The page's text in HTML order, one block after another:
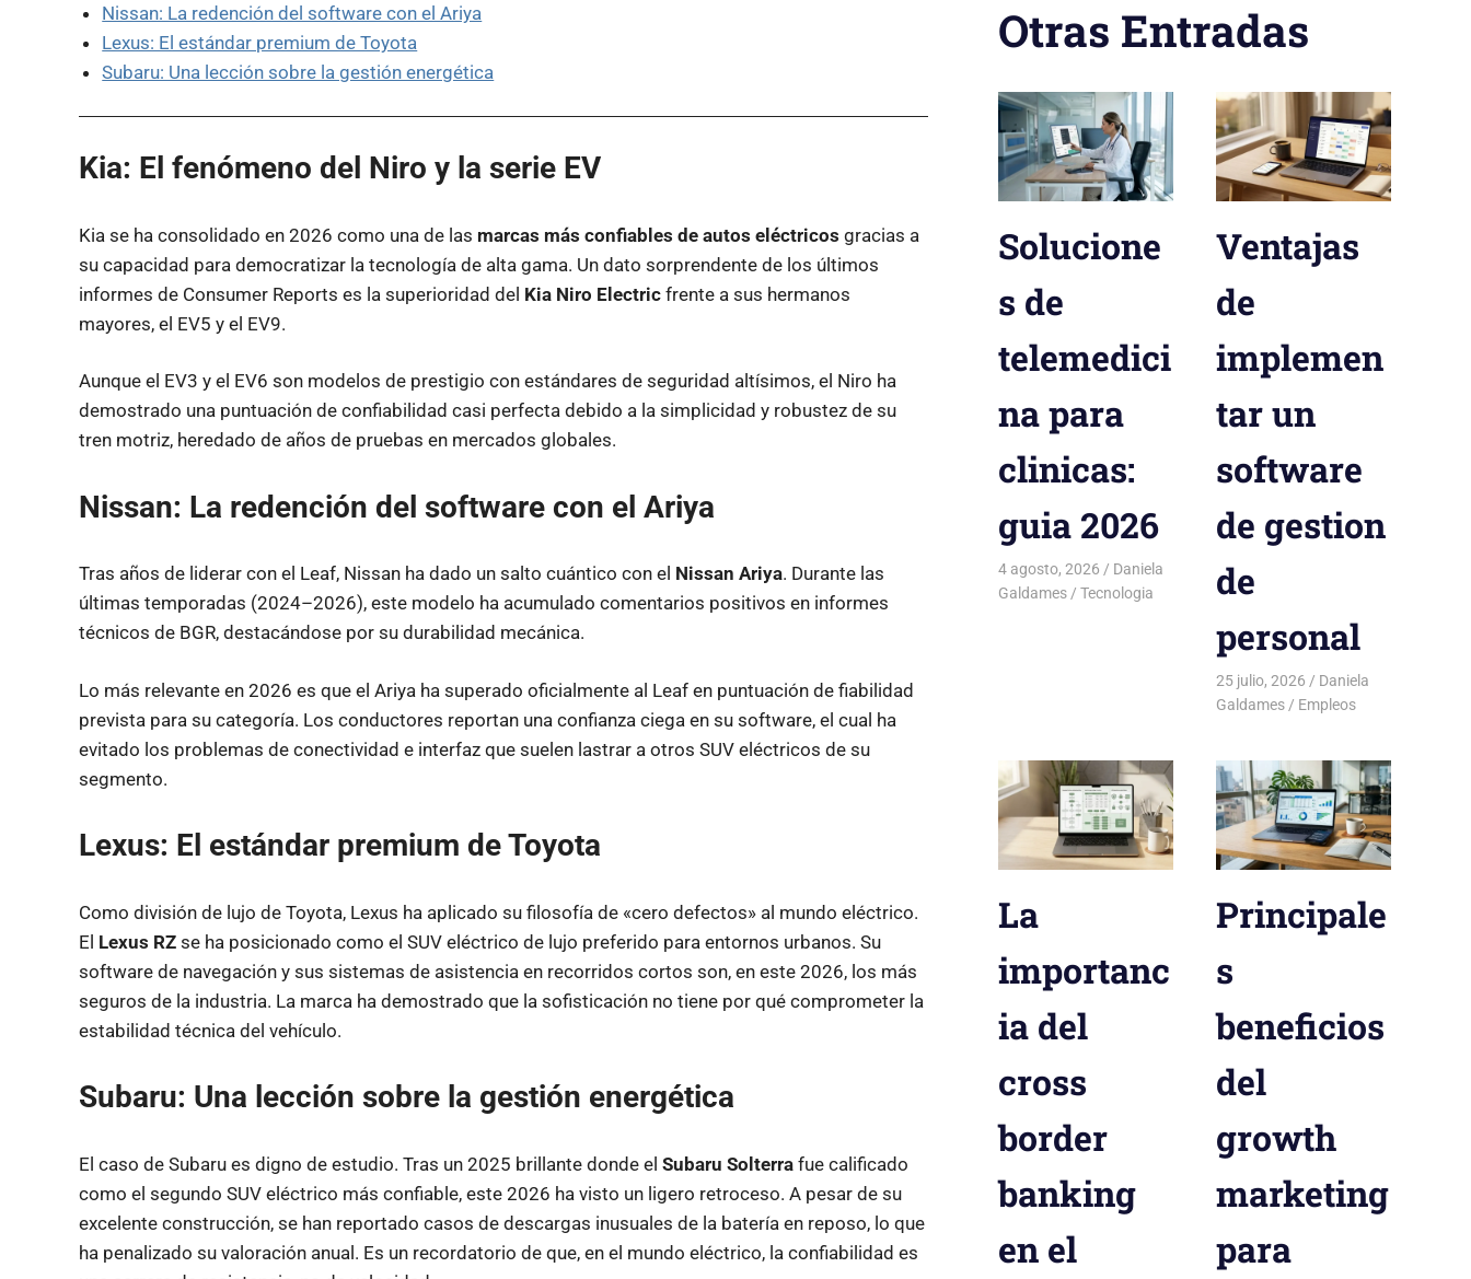
Nissan: La redención del software con el Ariya
Lexus: El estándar premium de Toyota
Subaru: Una lección sobre la gestión energética
Kia: El fenómeno del Niro y la serie EV
Kia se ha consolidado en 2026 como una de las marcas más confiables de autos eléctricos gracias a
su capacidad para democratizar la tecnología de alta gama. Un dato sorprendente de los últimos
informes de Consumer Reports es la superioridad del Kia Niro Electric frente a sus hermanos
mayores, el EV5 y el EV9.
Aunque el EV3 y el EV6 son modelos de prestigio con estándares de seguridad altísimos, el Niro ha
demostrado una puntuación de confiabilidad casi perfecta debido a la simplicidad y robustez de su
tren motriz, heredado de años de pruebas en mercados globales.
Nissan: La redención del software con el Ariya
Tras años de liderar con el Leaf, Nissan ha dado un salto cuántico con el Nissan Ariya. Durante las
últimas temporadas (2024–2026), este modelo ha acumulado comentarios positivos en informes
técnicos de BGR, destacándose por su durabilidad mecánica.
Lo más relevante en 2026 es que el Ariya ha superado oficialmente al Leaf en puntuación de fiabilidad
prevista para su categoría. Los conductores reportan una confianza ciega en su software, el cual ha
evitado los problemas de conectividad e interfaz que suelen lastrar a otros SUV eléctricos de su
segmento.
Lexus: El estándar premium de Toyota
Como división de lujo de Toyota, Lexus ha aplicado su filosofía de «cero defectos» al mundo eléctrico.
El Lexus RZ se ha posicionado como el SUV eléctrico de lujo preferido para entornos urbanos. Su
software de navegación y sus sistemas de asistencia en recorridos cortos son, en este 2026, los más
seguros de la industria. La marca ha demostrado que la sofisticación no tiene por qué comprometer la
estabilidad técnica del vehículo.
Subaru: Una lección sobre la gestión energética
El caso de Subaru es digno de estudio. Tras un 2025 brillante donde el Subaru Solterra fue calificado
como el segundo SUV eléctrico más confiable, este 2026 ha visto un ligero retroceso. A pesar de su
excelente construcción, se han reportado casos de descargas inusuales de la batería en reposo, lo que
ha penalizado su valoración anual. Es un recordatorio de que, en el mundo eléctrico, la confiabilidad es
Otras Entradas
Solucione
s de
telemedici
na para
clinicas:
guia 2026
4 agosto, 2026
Daniela
Galdames
Tecnologia
Ventajas
de
implemen
tar un
software
de gestion
de
personal
25 julio, 2026
Daniela
Galdames
Empleos
La
importanc
ia del
cross
border
banking
en el
Principale
s
beneficios
del
growth
marketing
para